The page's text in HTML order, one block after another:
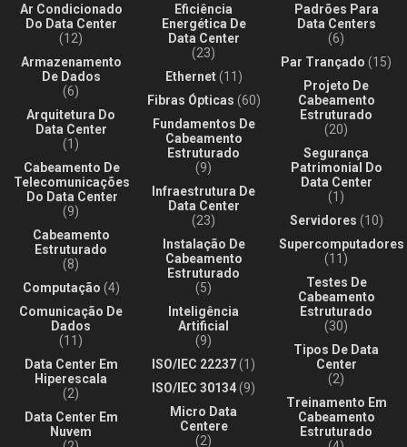
Ar Condicionado
Do Data Center
(12)
Armazenamento
De Dados
(6)
Arquitetura Do
Data Center
(1)
Cabeamento De
Telecomunicações
Do Data Center
(9)
Cabeamento
Estruturado
(8)
Computação (4)
Comunicação De
Dados
(11)
Data Center Em
Hiperescala
(2)
Data Center Em
Nuvem
Eficiência
Energética De
Data Center
(23)
Ethernet(11)
Fibras Ópticas (60)
Fundamentos De
Cabeamento
Estruturado
(9)
Infraestrutura De
Data Center
(23)
Instalação De
Cabeamento
Estruturado
(5)
Inteligência
Artificial
(9)
ISO/IEC 22237(1)
ISO/IEC 30134(9)
Micro Data
Centere
(2)
Padrões Para
Data Centers
(6)
Par Trançado (15)
Projeto De
Cabeamento
Estruturado
(20)
Segurança
Patrimonial Do
Data Center
(1)
Servidores (10)
Supercomputadores
(11)
Testes De
Cabeamento
Estruturado
(30)
Tipos De Data
Center
(2)
Treinamento Em
Cabeamento
Estruturado